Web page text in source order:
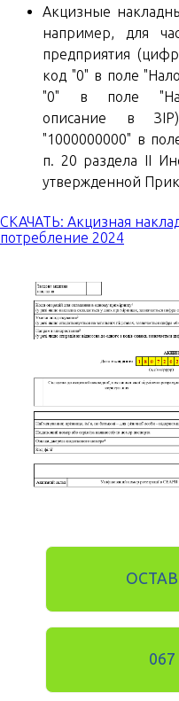
Акцизные
например, для
предприятия
код "0" в поле
"0" в поле
описание в
"1000000000" в
п. 20 раздела II
утвержденной
СКАЧАТЬ: Акцизная
потребление 2024
067